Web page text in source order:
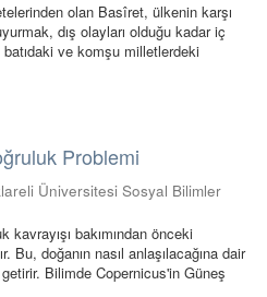
olan Basîret, ülkenin karşı
dış olayları olduğu kadar iç
ve komşu milletlerdeki
Problemi
Üniversitesi Sosyal Bilimler
bakımından önceki
Bu, doğanın nasıl anlaşılacağına dair
Bilimde Copernicus'in Güneş